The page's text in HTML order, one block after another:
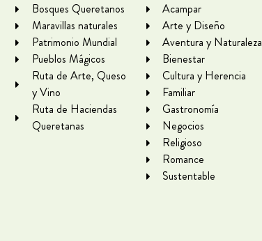
Bosques Queretanos
Maravillas naturales
Patrimonio Mundial
Pueblos Mágicos
Ruta de Arte, Queso
y Vino
Ruta de Haciendas
Queretanas
Acampar
Arte y Diseño
Aventura y Naturaleza
Bienestar
Cultura y Herencia
Familiar
Gastronomía
Negocios
Religioso
Romance
Sustentable